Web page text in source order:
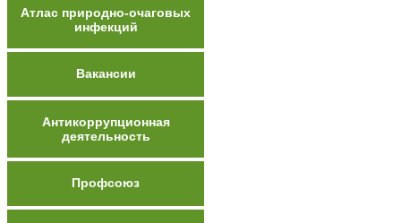
Атлас природно-очаговых
инфекций
Вакансии
Антикоррупционная
деятельность
Профсоюз